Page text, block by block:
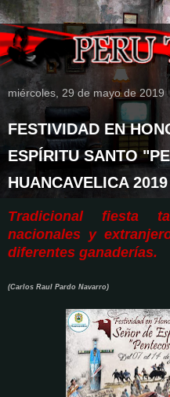
miércoles, 29 de mayo de 2019
FESTIVIDAD EN
ESPÍRITU SANTO
HUANCAVELICA 2019
Tradicional fiesta
nacionales y
diferentes ganaderías.
(Carlos Raul Pardo Navarro)